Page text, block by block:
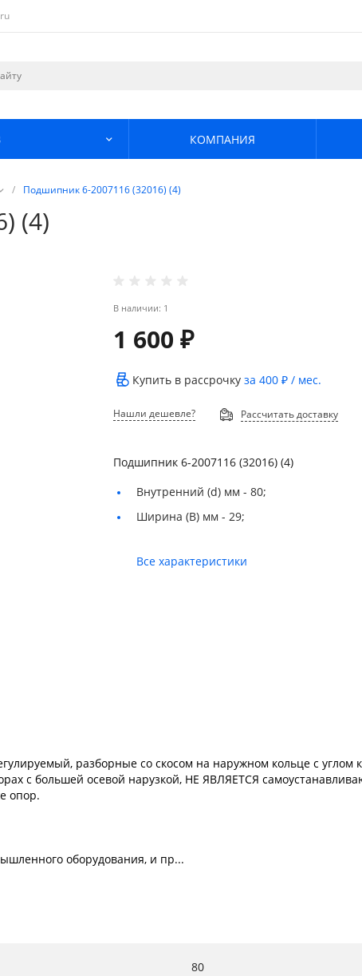
КОМПАНИЯ
/ Подшипник 6-2007116 (32016) (4)
(4)
В наличии: 1
1 600 ₽
Купить в рассрочкуза400 ₽ / мес.
Нашли дешевле? Рассчитать доставку
Подшипник 6-2007116 (32016) (4)
Внутренний (d) мм -80;
Ширина (B) мм - 29;
Все характеристики
разборные со скосом на наружном кольце с углом
с большей осевой нарузкой, НЕ ЯВЛЯЕТСЯ
опор.
оборудования, и пр...
80